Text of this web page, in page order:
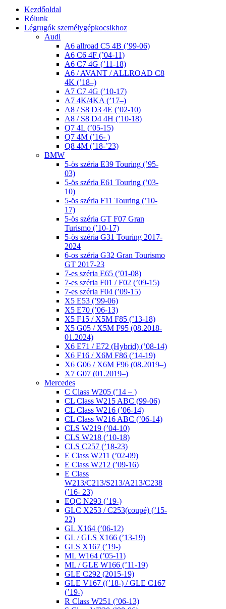
Kezdőoldal
Rólunk
Légrugók személygépkocsikhoz
Audi
A6 allroad C5 4B (’99-06)
A6 C6 4F (’04-11)
A6 C7 4G (’11-18)
A6 / AVANT / ALLROAD C8
4K (’18–)
A7 C7 4G (’10-17)
A7 4K/4KA (’17–)
A8 / S8 D3 4E (’02-10)
A8 / S8 D4 4H (’10-18)
Q7 4L (’05-15)
Q7 4M (’16- )
Q8 4M (’18-’23)
BMW
5-ös széria E39 Touring (’95-
03)
5-ös széria E61 Touring (’03-
10)
5-ös széria F11 Touring (’10-
17)
5-ös széria GT F07 Gran
Turismo (’10-17)
5-ös széria G31 Touring 2017-
2024
6-os széria G32 Gran Tourismo
GT 2017-23
7-es széria E65 (’01-08)
7-es széria F01 / F02 (’09-15)
7-es széria F04 (’09-15)
X5 E53 (’99-06)
X5 E70 (’06-13)
X5 F15 / X5M F85 (’13-18)
X5 G05 / X5M F95 (08.2018-
01.2024)
X6 E71 / E72 (Hybrid) (’08-14)
X6 F16 / X6M F86 (’14-19)
X6 G06 / X6M F96 (08.2019–)
X7 G07 (01.2019–)
Mercedes
C Class W205 (’14 – )
CL Class W215 ABC (99-06)
CL Class W216 (’06-14)
CL Class W216 ABC (’06-14)
CLS W219 (’04-10)
CLS W218 (’10-18)
CLS C257 (’18-23)
E Class W211 (’02-09)
E Class W212 (’09-16)
E Class
W213/C213/S213/A213/C238
(’16- 23)
EQC N293 (’19-)
GLC X253 / C253(coupé) (’15-
22)
GL X164 (’06-12)
GL / GLS X166 (’13-19)
GLS X167 (’19-)
ML W164 (’05-11)
ML / GLE W166 (’11-19)
GLE C292 (2015-19)
GLE V167 ((’18-) / GLE C167
(’19-)
R Class W251 (’06-13)